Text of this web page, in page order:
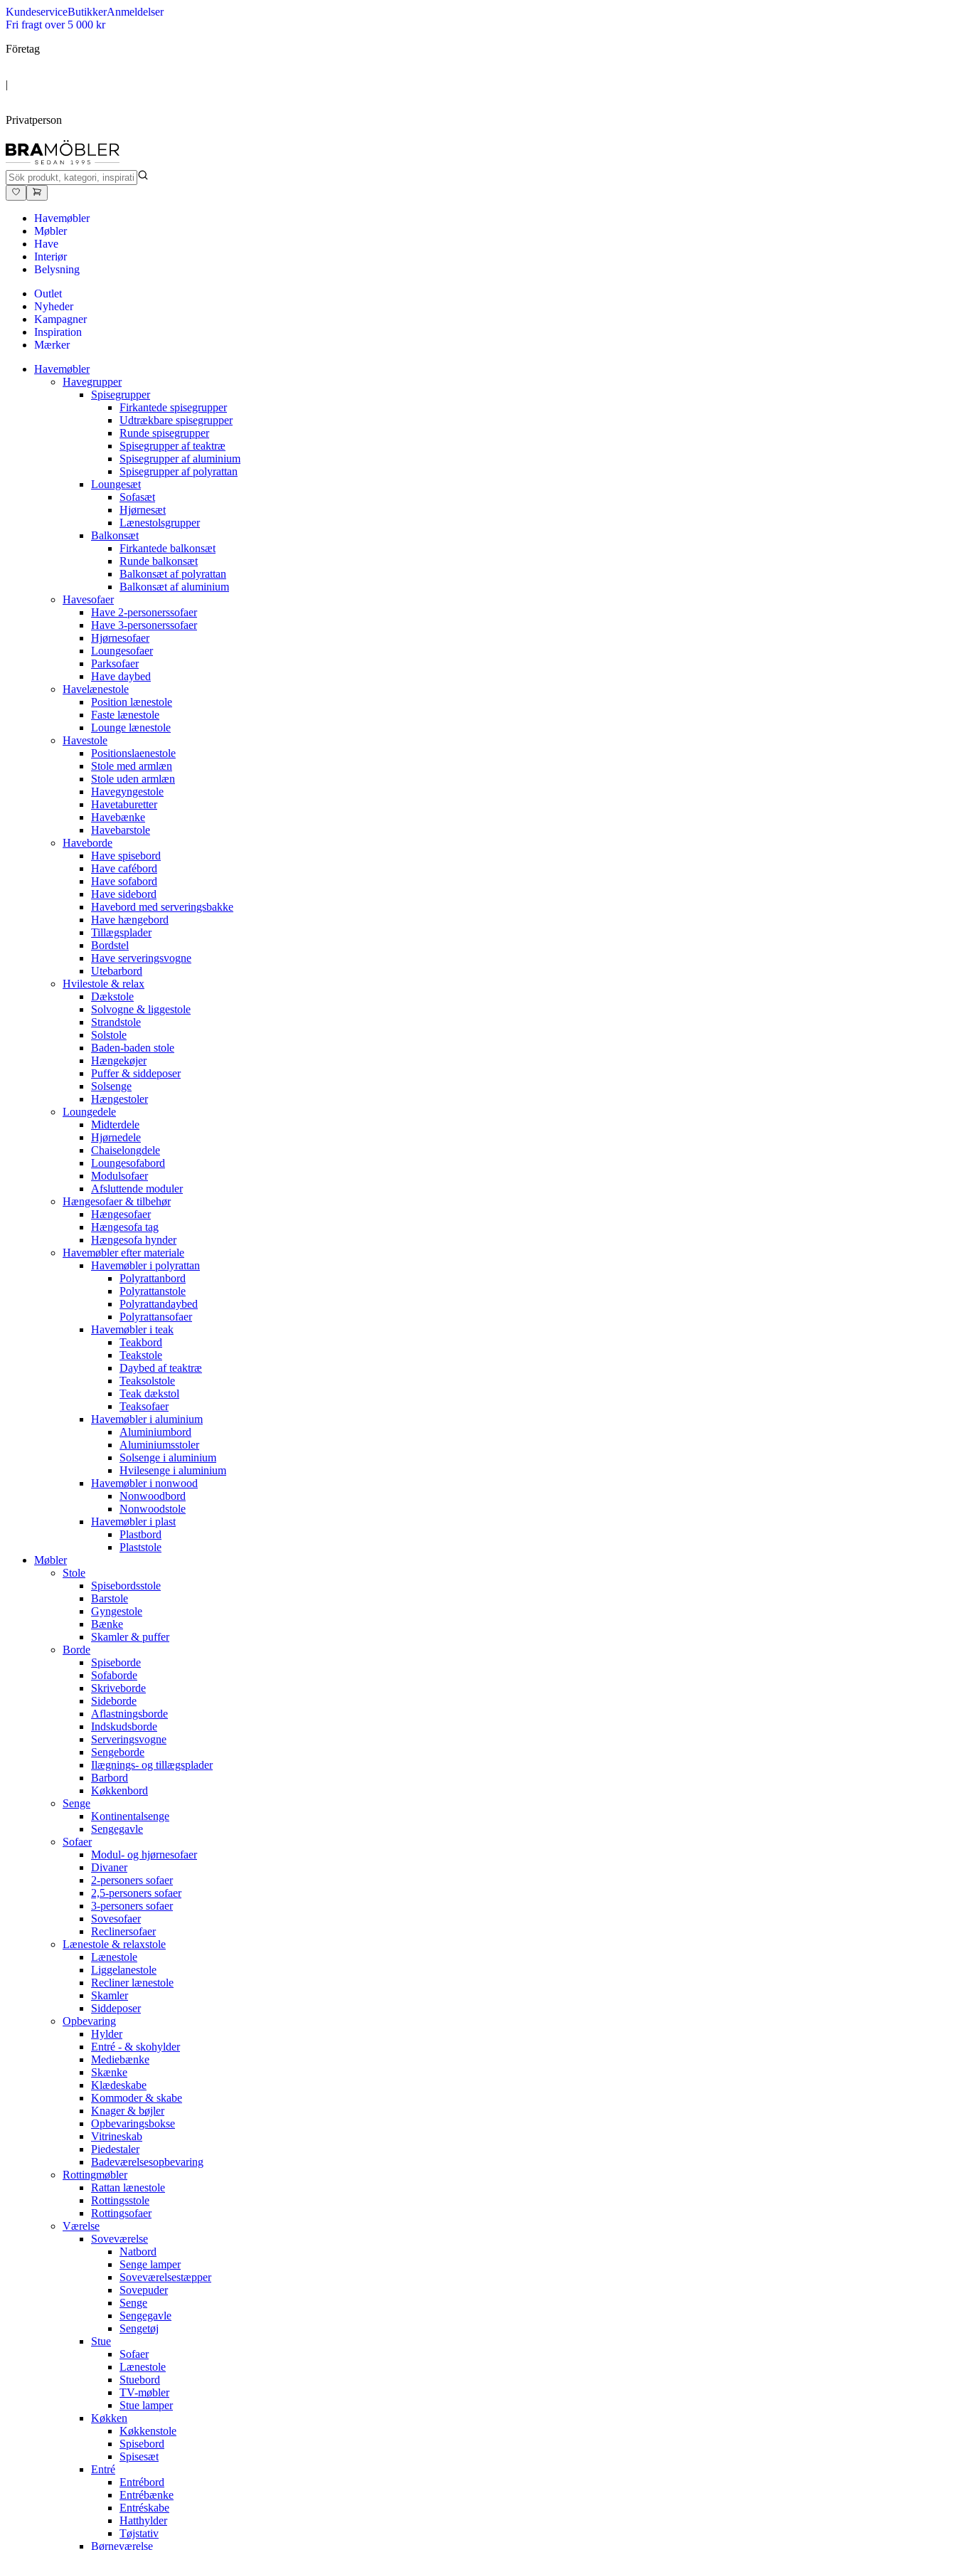
KundeserviceButikkerAnmeldelser
Fri fragt over 5 000 kr
Företag
|
Privatperson
Havemøbler
Møbler
Have
Interiør
Belysning
Outlet
Nyheder
Kampagner
Inspiration
Mærker
Havemøbler
Havegrupper
Spisegrupper
Firkantede spisegrupper
Udtrækbare spisegrupper
Runde spisegrupper
Spisegrupper af teaktræ
Spisegrupper af aluminium
Spisegrupper af polyrattan
Loungesæt
Sofasæt
Hjørnesæt
Lænestolsgrupper
Balkonsæt
Firkantede balkonsæt
Runde balkonsæt
Balkonsæt af polyrattan
Balkonsæt af aluminium
Havesofaer
Have 2-personerssofaer
Have 3-personerssofaer
Hjørnesofaer
Loungesofaer
Parksofaer
Have daybed
Havelænestole
Position lænestole
Faste lænestole
Lounge lænestole
Havestole
Positionslaenestole
Stole med armlæn
Stole uden armlæn
Havegyngestole
Havetaburetter
Havebænke
Havebarstole
Haveborde
Have spisebord
Have cafébord
Have sofabord
Have sidebord
Havebord med serveringsbakke
Have hængebord
Tillægsplader
Bordstel
Have serveringsvogne
Utebarbord
Hvilestole & relax
Dækstole
Solvogne & liggestole
Strandstole
Solstole
Baden-baden stole
Hængekøjer
Puffer & siddeposer
Solsenge
Hængestoler
Loungedele
Midterdele
Hjørnedele
Chaiselongdele
Loungesofabord
Modulsofaer
Afsluttende moduler
Hængesofaer & tilbehør
Hængesofaer
Hængesofa tag
Hængesofa hynder
Havemøbler efter materiale
Havemøbler i polyrattan
Polyrattanbord
Polyrattanstole
Polyrattandaybed
Polyrattansofaer
Havemøbler i teak
Teakbord
Teakstole
Daybed af teaktræ
Teaksolstole
Teak dækstol
Teaksofaer
Havemøbler i aluminium
Aluminiumbord
Aluminiumsstoler
Solsenge i aluminium
Hvilesenge i aluminium
Havemøbler i nonwood
Nonwoodbord
Nonwoodstole
Havemøbler i plast
Plastbord
Plaststole
Møbler
Stole
Spisebordsstole
Barstole
Gyngestole
Bænke
Skamler & puffer
Borde
Spiseborde
Sofaborde
Skriveborde
Sideborde
Aflastningsborde
Indskudsborde
Serveringsvogne
Sengeborde
Ilægnings- og tillægsplader
Barbord
Køkkenbord
Senge
Kontinentalsenge
Sengegavle
Sofaer
Modul- og hjørnesofaer
Divaner
2-personers sofaer
2,5-personers sofaer
3-personers sofaer
Sovesofaer
Reclinersofaer
Lænestole & relaxstole
Lænestole
Liggelanestole
Recliner lænestole
Skamler
Siddeposer
Opbevaring
Hylder
Entré - & skohylder
Mediebænke
Skænke
Klædeskabe
Kommoder & skabe
Knager & bøjler
Opbevaringsbokse
Vitrineskab
Piedestaler
Badeværelsesopbevaring
Rottingmøbler
Rattan lænestole
Rottingsstole
Rottingsofaer
Værelse
Soveværelse
Natbord
Senge lamper
Soveværelsestæpper
Sovepuder
Senge
Sengegavle
Sengetøj
Stue
Sofaer
Lænestole
Stuebord
TV-møbler
Stue lamper
Køkken
Køkkenstole
Spisebord
Spisesæt
Entré
Entrébord
Entrébænke
Entréskabe
Hatthylder
Tøjstativ
Børneværelse